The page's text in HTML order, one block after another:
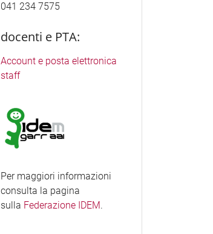
041 234 7575
docenti e PTA:
Account e posta elettronica
staff
Per maggiori informazioni
consulta la pagina
sulla Federazione IDEM.